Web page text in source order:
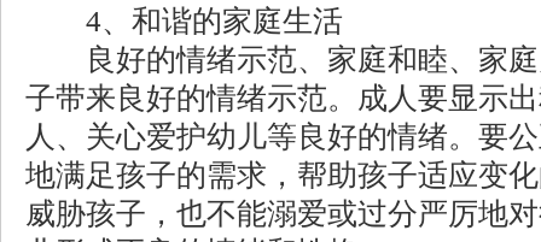
4、和谐的家庭生活
良好的情绪示范、家庭和睦、家庭
子带来良好的情绪示范。成人要显示
人、关心爱护幼儿等良好的情绪。要
地满足孩子的需求，帮助孩子适应变
威胁孩子，也不能溺爱或过分严厉地